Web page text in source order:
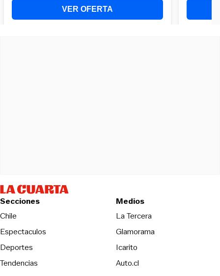
Secciones
Chile
Espectaculos
Deportes
Tendencias
Medios
La TerceraOpens in new
Glamorama
Icarito
Auto.cl